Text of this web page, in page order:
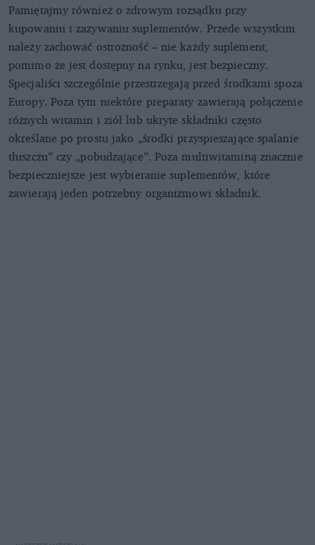
Pamiętajmy również o zdrowym rozsądku przy
kupowaniu i zażywaniu suplementów. Przede wszystkim
należy zachować ostrożność – nie każdy suplement,
pomimo że jest dostępny na rynku, jest bezpieczny.
Specjaliści szczególnie przestrzegają przed środkami spoza
Europy. Poza tym niektóre preparaty zawierają połączenie
różnych witamin i ziół lub ukryte składniki często
określane po prostu jako „środki przyspieszające spalanie
tłuszczu” czy „pobudzające”. Poza multiwitaminą znacznie
bezpieczniejsze jest wybieranie suplementów, które
zawierają jeden potrzebny organizmowi składnik.